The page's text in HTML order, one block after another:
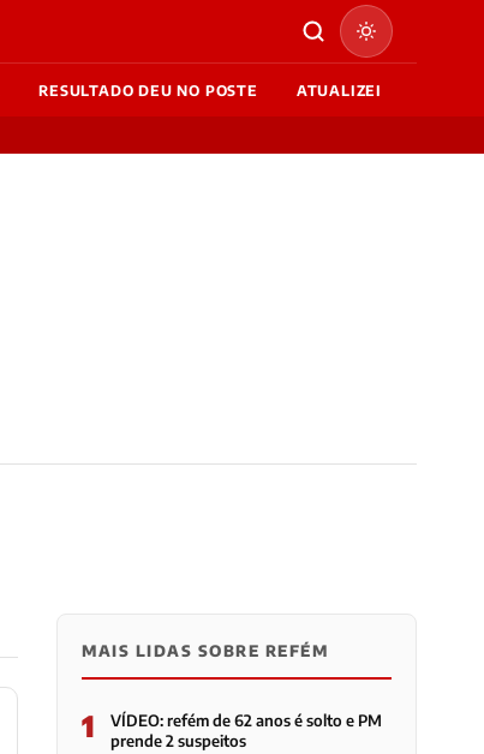
RESULTADO DEU NO POSTE ATUALIZEI
MAIS LIDAS SOBRE REFÉM
1
VÍDEO: refém de 62 anos é solto e PM
prende 2 suspeitos